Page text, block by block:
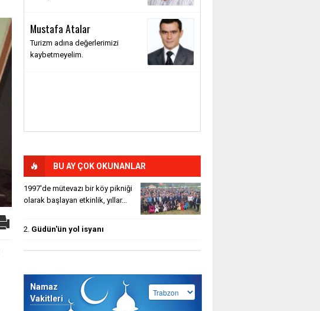
Mustafa Atalar
Turizm adına değerlerimizi
kaybetmeyelim.
BU AY ÇOK OKUNANLAR
1997'de mütevazı bir köy pikniği
olarak başlayan etkinlik, yıllar...
2. Güdün'ün yol isyanı
Namaz
Vakitleri